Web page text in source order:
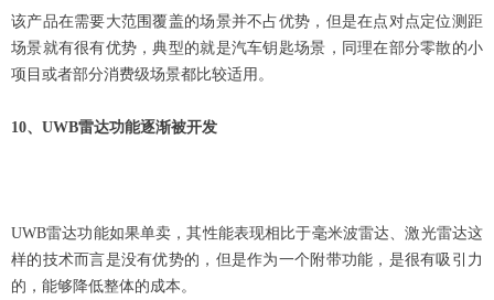
该产品在需要大范围覆盖的场景并不占优势，但是在点对点定位测距
场景就有很有优势，典型的就是汽车钥匙场景，同理在部分零散的小
项目或者部分消费级场景都比较适用。
10、UWB雷达功能逐渐被开发
UWB雷达功能如果单卖，其性能表现相比于毫米波雷达、激光雷达这
样的技术而言是没有优势的，但是作为一个附带功能，是很有吸引力
的，能够降低整体的成本。